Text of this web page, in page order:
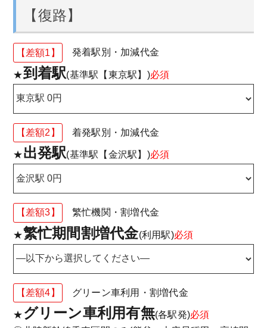
【復路】
【差額1】 発着駅別・加減代金
★到着駅(基準駅【東京駅】)必須
【差額2】 着発駅別・加減代金
★出発駅(基準駅【金沢駅】)必須
【差額3】 繁忙機関・割増代金
★繁忙期間割増代金(利用駅)必須
【差額4】 グリーン車利用・割増代金
★ グリーン車利用有無(各駅発)必須